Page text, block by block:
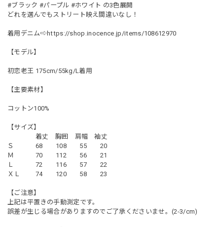
#ブラック #パープル #ホワイト の3色展開
どれを選んでもストリート映え間違いなし！
着用デニム⇨https://shop.inocence.jp/items/108612970
【モデル】
初恋老王 175cm/55kg/L着用
【主要素材】
コットン100%
【サイズ】
着丈 胸囲 肩幅 袖丈
Ｓ 68 108 55 20
Ｍ 70 112 56 21
Ｌ 72 116 57 22
ＸＬ 74 120 58 23
【ご注意】
上記は平置きの手動測定です。
誤差が生じる場合がありますのでご了承くださいませ。(2-3/cm)